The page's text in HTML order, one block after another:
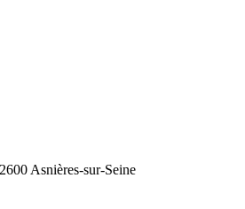
Asnières-sur-Seine